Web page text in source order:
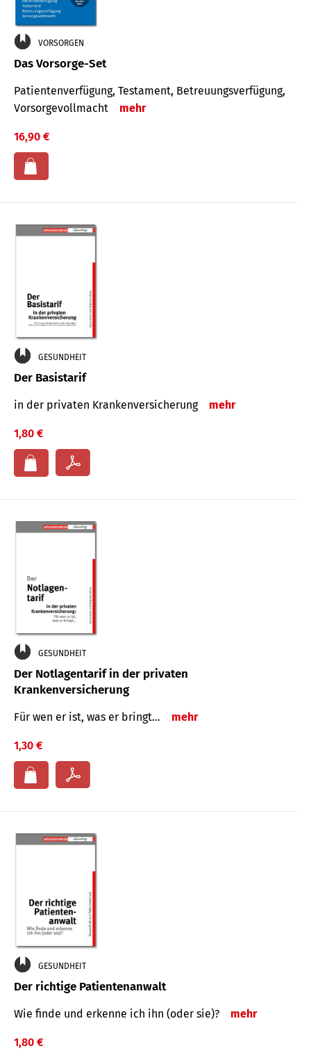
VORSORGEN
Das Vorsorge-Set
Patienten­ver­fügung, Testa­ment, Be­treuungs­verfü­gung,
Vor­sorge­voll­macht
mehr
16,90 €
GESUNDHEIT
Der Basistarif
in der privaten Kran­ken­ver­siche­rung mehr
1,80 €
GESUNDHEIT
Der Notlagentarif in der privaten
Krankenversicherung
Für wen er ist, was er bringt… mehr
1,30 €
GESUNDHEIT
Der richtige Patientenanwalt
Wie finde und erkenne ich ihn (oder sie)? mehr
1,80 €